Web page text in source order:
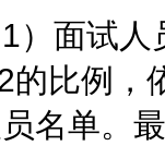
面试人员
的比例，
名单。